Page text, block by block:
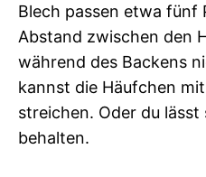
Blech passen etwa fünf
Abstand zwischen den
während des Backens
kannst die Häufchen
streichen. Oder du lässt
behalten.